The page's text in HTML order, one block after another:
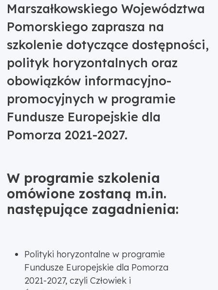
Marszałkowskiego Województwa
Pomorskiego zaprasza na
szkolenie dotyczące dostępności,
polityk horyzontalnych oraz
obowiązków informacyjno-
promocyjnych w programie
Fundusze Europejskie dla
Pomorza 2021-2027.
W programie szkolenia
omówione zostaną m.in.
następujące zagadnienia:
Polityki horyzontalne w programie
Fundusze Europejskie dla Pomorza
2021-2027, czyli Człowiek i